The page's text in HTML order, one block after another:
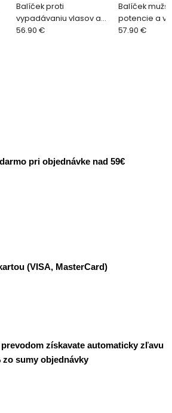
Balíček proti
vypadávaniu vlasov a
odstraňovania lupín
56.90 €
Balíček
potencie a
57.90 €
pri objednávke nad 59€
(VISA, MasterCard)
získavate automaticky zľavu
zo sumy objednávky